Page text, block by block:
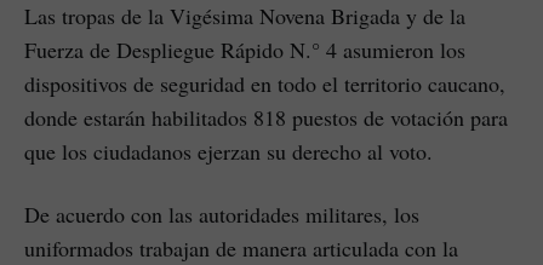
Las tropas de la Vigésima Novena Brigada y de la
Fuerza de Despliegue Rápido N.° 4 asumieron los
dispositivos de seguridad en todo el territorio caucano,
donde estarán habilitados 818 puestos de votación para
que los ciudadanos ejerzan su derecho al voto.
De acuerdo con las autoridades militares, los
uniformados trabajan de manera articulada con la